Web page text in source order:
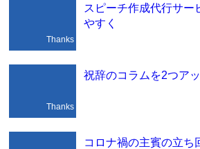
Thanks
スピーチ作成代行サー
やすく
Thanks
祝辞のコラムを2つア
コロナ禍の主賓の立ち